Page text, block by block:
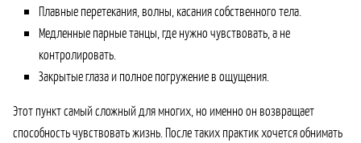
Плавные перетекания, волны, касания собственного тела.
Медленные парные танцы, где нужно чувствовать, а не
контролировать.
Закрытые глаза и полное погружение в ощущения.
Этот пункт самый сложный для многих, но именно он возвращает
способность чувствовать жизнь. После таких практик хочется обнимать